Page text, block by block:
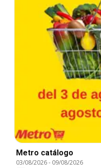
Metro catálogo
03/08/2026- 09/08/2026